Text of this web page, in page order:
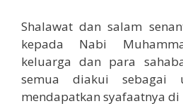
Shalawat dan salam
kepada Nabi
keluarga dan para
semua diakui sebagai
mendapatkan syafaatnya di